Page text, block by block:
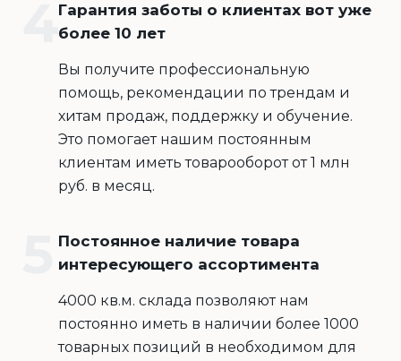
Гарантия заботы о клиентах вот уже
более 10 лет
Вы получите профессиональную
помощь, рекомендации по трендам и
хитам продаж, поддержку и обучение.
Это помогает нашим постоянным
клиентам иметь товарооборот от 1 млн
руб. в месяц.
Постоянное наличие товара
интересующего ассортимента
4000 кв.м. склада позволяют нам
постоянно иметь в наличии более 1000
товарных позиций в необходимом для